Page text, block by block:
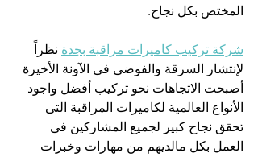
المختص بكل نجاح.
شركة تركيب كاميرات مراقبة بجدة نظراً
لإنتشار السرقة والفوضى فى الآونة الأخيرة
أصبحت الاتجاهات نحو تركيب أفضل واجود
الأنواع العالمية لكاميرات المراقبة التى
تحقق نجاح كبير لجميع المشاركين فى
العمل بكل مالديهم من مهارات وخبرات